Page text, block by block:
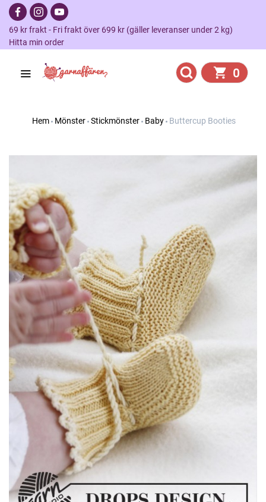
69 kr frakt - Fri frakt över 699 kr (gäller leveranser under 2 kg)
Hitta min order
0
Hem Mönster Stickmönster Baby Buttercup Booties